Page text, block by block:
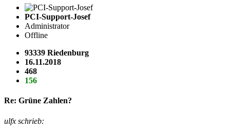
PCI-Support-Josef
Administrator
Offline
93339 Riedenburg
16.11.2018
468
156
Re: Grüne Zahlen?
ulfx schrieb: